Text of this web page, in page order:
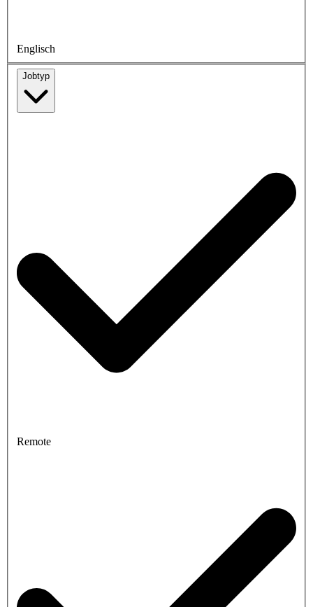
Englisch
Jobtyp
Remote